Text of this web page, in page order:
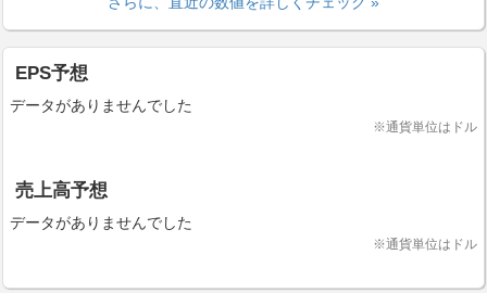
EPS予想
データがありませんでした
※通貨単位はドル
売上高予想
データがありませんでした
※通貨単位はドル